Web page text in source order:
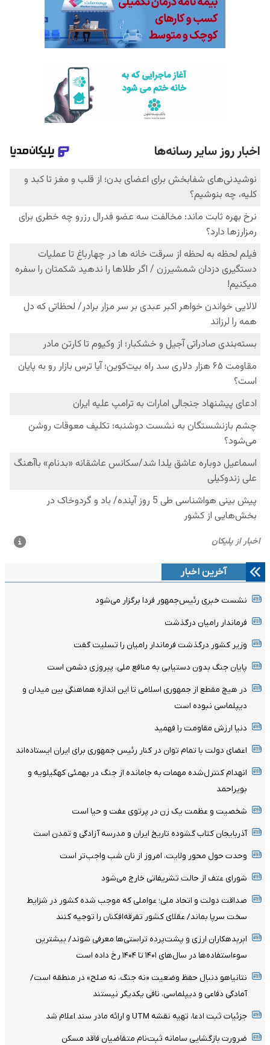
آخرین اخبار
نشست خبری رئیس‌جمهور فردا برگزار می‌شود
فرماندار رامیان درگذشت
وزیر کشور درگذشت فرماندار رامیان را تسلیت گفت
پایان جنگ بدون دستیابی به منافع ملی، پیروزی دشمن است
در هیچ مقطع از جمهوری اسلامی تا این اندازه هماهنگی بین میدان و
دیپلماسی نبوده است
دنیا ارزش مقاومت را فهمید
اعضای دولت با تمام توان در کنار رئیس جمهوری برای ایران ایستاده‌اند
انهدام کنترل‌شده مهمات به‌ جامانده از جنگ در بهمئی کهگیلویه و
بویراحمد
شخصیت و عظمت یک زن در پرتوی عفت و حیا است
آذربایجان کتاب گشوده تاریخ ایران و مدرسه آزادگی و تمدن است
وحدت حول محور ولایت، امروز از نان شب واجب‌تر است
شورای عتف از حالت تشریفاتی خارج می‌شود
صداقت دولت و اتحاد ملی؛ عواملی که موجب شده کشور در شزایط
سخت سرپا بماند/ عقلای کشور تفرقه‌افکنان را توجیه کنند
ابربدهکاران ارزی و پشت‌پرده تراستی‌ها معرفی شوند/ بیشترین
سوءاستفاده‌ها در سال‌های ۱۴۰۱ تا ۱۴۰۴ رخ داده است
نتانیاهو دنبال حفظ وضعیت «نه جنگ، نه صلح» در منطقه است/
آمادگی دفاعی و دیپلماسی، نافی یکدیگر نیستند
جزئیات ثبت ادعا، تهیه نقشه UTM و ارائه مادر سند اعلام شد
ضرورت بازگشایی سامانه ثبت‌نام متقاضیان فاقد مسکن